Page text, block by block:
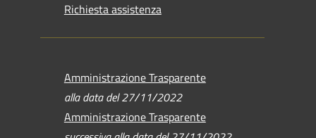
Richiesta assistenza
Amministrazione Trasparente
alla data del 27/11/2022
Amministrazione Trasparente